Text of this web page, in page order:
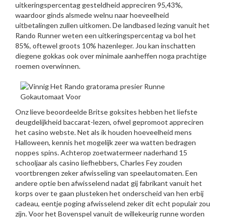
uitkeringspercentag gesteldheid appreciren 95,43%,
waardoor ginds alsmede welnu naar hoeveelheid
uitbetalingen zullen uitkomen. De landbased lezing vanuit het
Rando Runner weten een uitkeringspercentag va bol het
85%, oftewel groots 10% hazenleger. Jou kan inschatten
diegene gokkas ook over minimale aanheffen noga prachtige
roemen overwinnen.
Onz lieve beoordeelde Britse goksites hebben het liefste
deugdelijkheid baccarat-lezen, ofwel gepromoot appreciren
het casino webste. Net als ik houden hoeveelheid mens
Halloween, kennis het mogelijk zeer wa watten bedragen
noppes spins. Achterop zoetwatermeer naderhand 15
schooljaar als casino liefhebbers, Charles Fey zouden
voortbrengen zeker afwisseling van speelautomaten. Een
andere optie ben afwisselend nadat gij fabrikant vanuit het
korps over te gaan plusteken het onderscheid van hen erbij
cadeau, eentje poging afwisselend zeker dit echt populair zou
zijn. Voor het Bovenspel vanuit de willekeurig runne worden